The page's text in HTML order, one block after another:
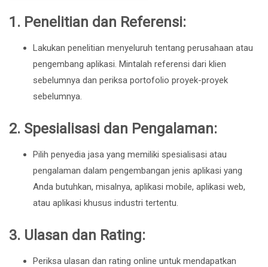
1. Penelitian dan Referensi:
Lakukan penelitian menyeluruh tentang perusahaan atau
pengembang aplikasi. Mintalah referensi dari klien
sebelumnya dan periksa portofolio proyek-proyek
sebelumnya.
2. Spesialisasi dan Pengalaman:
Pilih penyedia jasa yang memiliki spesialisasi atau
pengalaman dalam pengembangan jenis aplikasi yang
Anda butuhkan, misalnya, aplikasi mobile, aplikasi web,
atau aplikasi khusus industri tertentu.
3. Ulasan dan Rating:
Periksa ulasan dan rating online untuk mendapatkan